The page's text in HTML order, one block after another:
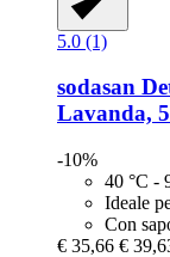
5.0 (1)
sodasan
Lavanda,
-10%
40 °C -
Ideale
Con
€ 35,66 €